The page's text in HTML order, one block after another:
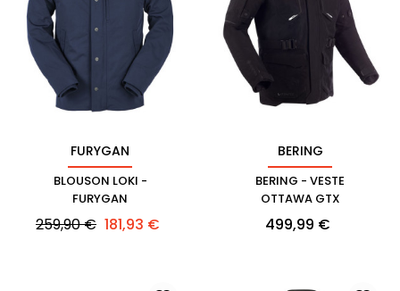
FURYGAN
BLOUSON LOKI -
FURYGAN
Prix
259,90 € Prix
181,93 €
BERING
BERING - VESTE
OTTAWA GTX
Prix
499,99 €